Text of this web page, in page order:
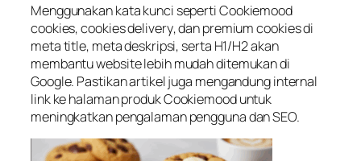
Menggunakan kata kunci sepertiCookiemood
cookies,cookies delivery, danpremium cookiesdi
meta title, meta deskripsi, serta H1/H2 akan
membantu website lebih mudah ditemukan di
Google. Pastikan artikel juga mengandung internal
link kehalaman produk Cookiemooduntuk
meningkatkan pengalaman pengguna dan SEO.